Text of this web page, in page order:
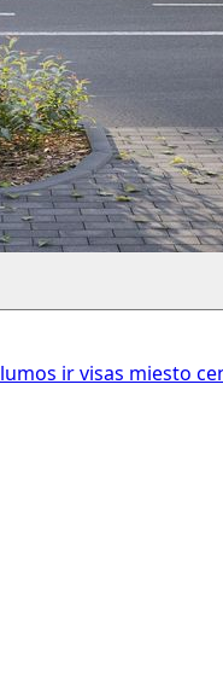
ir visas miesto